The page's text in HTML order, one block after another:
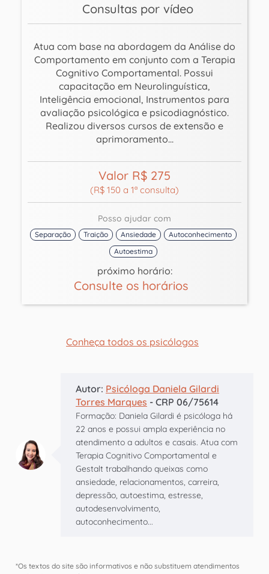
Consultas por vídeo
Atua com base na abordagem da Análise do
Comportamento em conjunto com a Terapia
Cognitivo Comportamental. Possui
capacitação em Neurolinguística,
Inteligência emocional, Instrumentos para
avaliação psicológica e psicodiagnóstico.
Realizou diversos cursos de extensão e
aprimoramento...
Valor R$ 275
(R$ 150 a 1ª consulta)
Posso ajudar com
Separação Traição Ansiedade
Autoconhecimento
Autoestima
próximo horário:
Consulte os horários
Conheça todos os psicólogos
Autor: Psicóloga Daniela Gilardi
Torres Marques - CRP 06/75614
Formação: Daniela Gilardi é psicóloga há
22 anos e possui ampla experiência no
atendimento a adultos e casais. Atua com
Terapia Cognitivo Comportamental e
Gestalt trabalhando queixas como
ansiedade, relacionamentos, carreira,
depressão, autoestima, estresse,
autodesenvolvimento,
autoconhecimento...
*Os textos do site são informativos e não substituem atendimentos